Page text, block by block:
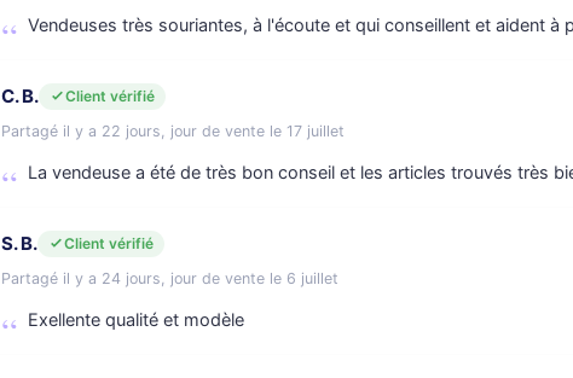
Vendeuses très souriantes, à l'écoute et qui conseillent et aident à
C. B.
Client vérifié
Partagé il y a 22 jours, jour de vente le 17 juillet
La vendeuse a été de très bon conseil et les articles trouvés très
S. B.
Client vérifié
Partagé il y a 24 jours, jour de vente le 6 juillet
Exellente qualité et modèle